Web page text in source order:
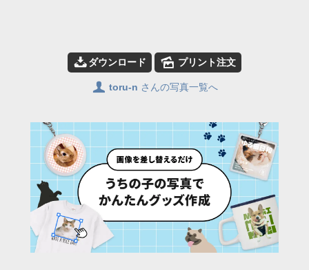
📥ダウンロード 🌄 プリント注文
👤 toru-n さんの写真一覧へ